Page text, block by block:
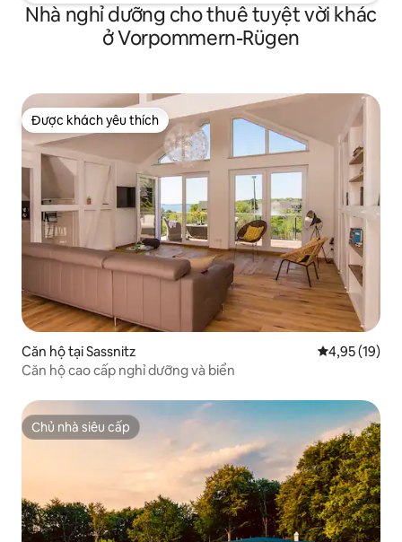
Nhà nghỉ dưỡng cho thuê tuyệt vời khác
ở Vorpommern-Rügen
Được khách yêu thích
Được khách yêu thích
Căn hộ tại Sassnitz Xếp hạng
4,95 (19)
Căn hộ cao cấp nghỉ dưỡng và biển
Chủ nhà siêu cấp
Chủ nhà siêu cấp